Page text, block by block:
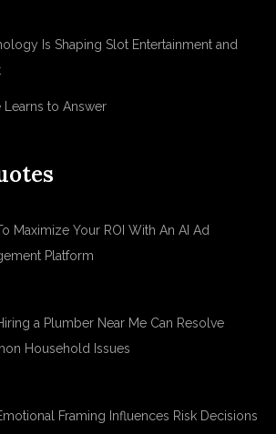
Is Shaping Slot Entertainment and
Learns to Answer
Maximize Your ROI With An AI Ad
Platform
a Plumber Near Me Can Resolve
Household Issues
Framing Influences Risk Decisions